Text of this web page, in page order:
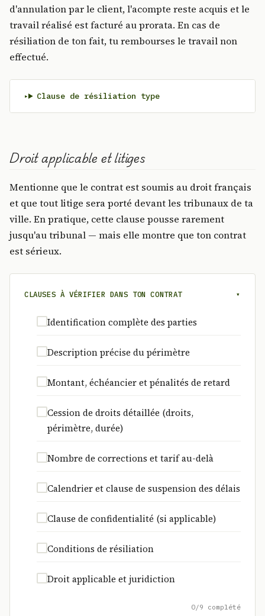
d'annulation par le client, l'acompte reste acquis et le
travail réalisé est facturé au prorata. En cas de
résiliation de ton fait, tu rembourses le travail non
effectué.
Clause de résiliation type
Droit applicable et litiges
Mentionne que le contrat est soumis au droit français
et que tout litige sera porté devant les tribunaux de ta
ville. En pratique, cette clause pousse rarement
jusqu'au tribunal — mais elle montre que ton contrat
est sérieux.
CLAUSES À VÉRIFIER DANS TON CONTRAT ▾
Identification complète des parties
Description précise du périmètre
Montant, échéancier et pénalités de retard
Cession de droits détaillée (droits,
périmètre, durée)
Nombre de corrections et tarif au-delà
Calendrier et clause de suspension des délais
Clause de confidentialité (si applicable)
Conditions de résiliation
Droit applicable et juridiction
0/9 complété